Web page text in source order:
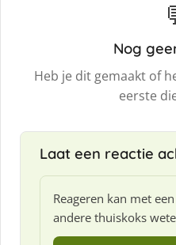
Nog
Heb je dit gemaakt of
eerste
Laat een reactie
Reageren kan met
andere thuiskoks